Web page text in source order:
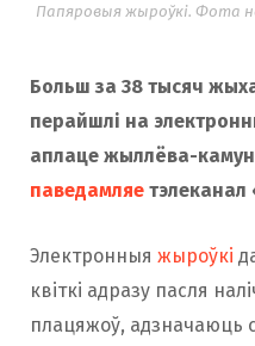
Папяровыя жыроўкі. Фота
Больш за 38 тысяч
перайшлі на
аплаце жыллёва-
паведамляе
Электронныя жыроўкі
квіткі адразу пасля
плацяжоў, адзначаюць